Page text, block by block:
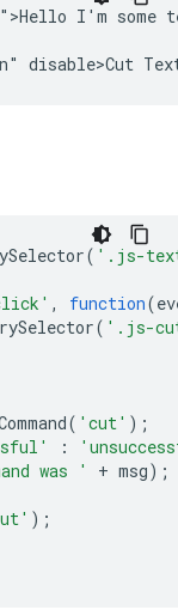
I'm some
( '.js-
, function(
( '.js-
( 'cut' );
:
was ' + msg);
);